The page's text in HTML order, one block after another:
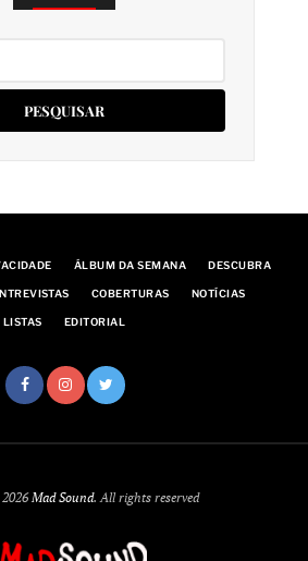
ÁLBUM DA SEMANA DESCUBRA
COBERTURAS NOTÍCIAS
LISTAS EDITORIAL
Mad Sound. All rights reserved